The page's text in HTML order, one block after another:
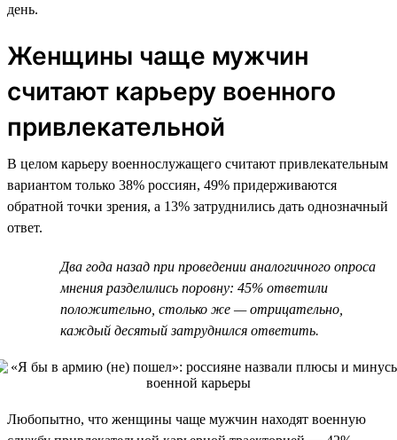
день.
Женщины чаще мужчин
считают карьеру военного
привлекательной
В целом карьеру военнослужащего считают привлекательным
вариантом только 38% россиян, 49% придерживаются
обратной точки зрения, а 13% затруднились дать однозначный
ответ.
Два года назад при проведении аналогичного опроса
мнения разделились поровну: 45% ответили
положительно, столько же — отрицательно,
каждый десятый затруднился ответить.
Любопытно, что женщины чаще мужчин находят военную